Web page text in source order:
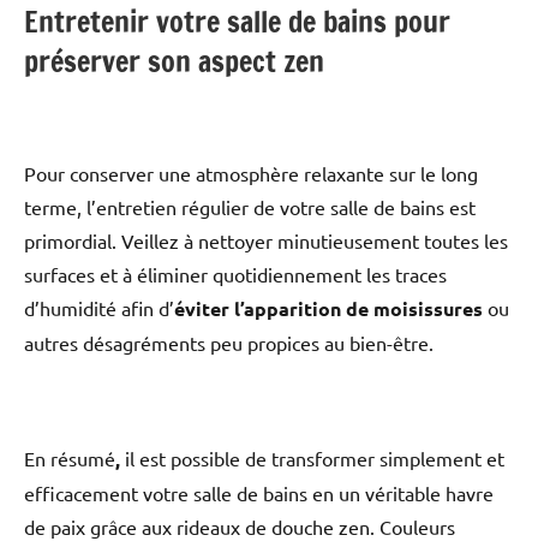
Entretenir votre salle de bains pour
préserver son aspect zen
Pour conserver une atmosphère relaxante sur le long
terme, l’entretien régulier de votre salle de bains est
primordial. Veillez à nettoyer minutieusement toutes les
surfaces et à éliminer quotidiennement les traces
d’humidité afin d’éviter l’apparition de moisissures ou
autres désagréments peu propices au bien-être.
En résumé, il est possible de transformer simplement et
efficacement votre salle de bains en un véritable havre
de paix grâce aux rideaux de douche zen. Couleurs